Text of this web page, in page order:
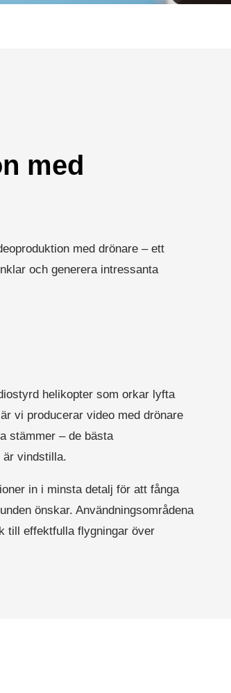
med
med drönare – ett
och generera intressanta
helikopter som orkar lyfta
vi producerar video med drönare
är vindstilla.
in i minsta detalj för att fånga
önskar. Användningsområdena
till effektfulla flygningar över